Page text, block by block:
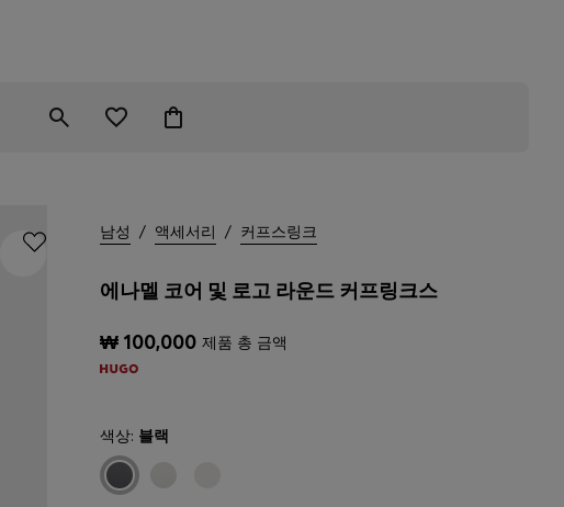
남성 / 액세서리 / 커프스링크
에나멜 코어 및 로고 라운드 커프링크스
₩ 100,000 제품 총 금액
색상: 블랙